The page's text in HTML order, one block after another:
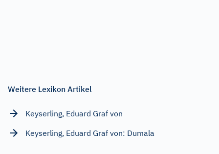
Weitere Lexikon Artikel
Keyserling, Eduard Graf von
Keyserling, Eduard Graf von: Dumala